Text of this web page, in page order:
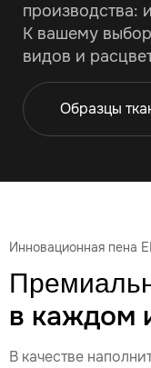
производства:
К вашему
видов и
Образцы
Инновационная пена
в каждом
В качестве